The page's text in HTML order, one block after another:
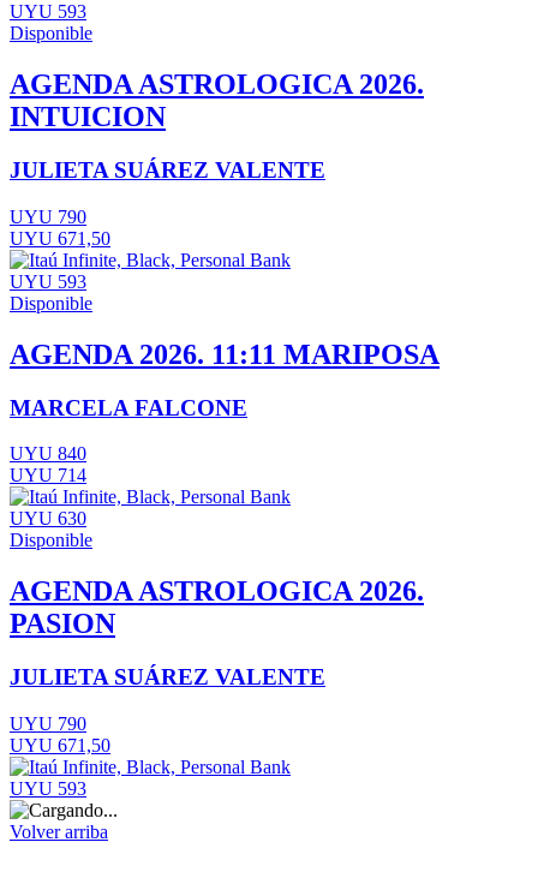
UYU 593
Disponible
AGENDA ASTROLOGICA 2026.
INTUICION
JULIETA SUÁREZ VALENTE
UYU 790
UYU 671,50
UYU 593
Disponible
AGENDA 2026. 11:11 MARIPOSA
MARCELA FALCONE
UYU 840
UYU 714
UYU 630
Disponible
AGENDA ASTROLOGICA 2026.
PASION
JULIETA SUÁREZ VALENTE
UYU 790
UYU 671,50
UYU 593
Volver arriba